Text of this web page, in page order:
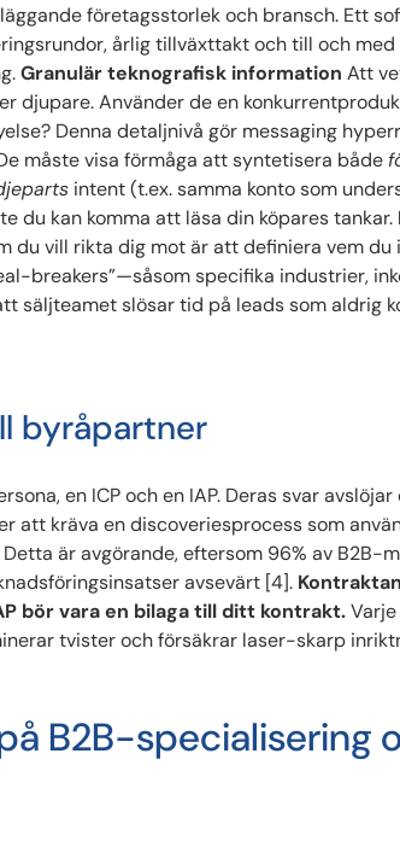
företagsstorlek och bransch. Ett
årlig tillväxttakt och till och
Granulär teknografisk information Att
djupare. Använder de en
Denna detaljnivå gör messaging
måste visa förmåga att syntetisera både
intent (t.ex. samma konto som
du kan komma att läsa din köpares tankar.
du vill rikta dig mot är att definiera vem
breakers”—såsom specifika industrier,
säljteamet slösar tid på leads som aldrig
byråpartner
en ICP och en IAP. Deras svar
att kräva en discoveriesprocess som
är avgörande, eftersom 96% av B2B-
avsevärt [4].
bör vara en bilaga till ditt kontrakt.
tvister och försäkrar laser-skarp
B2B-specialisering